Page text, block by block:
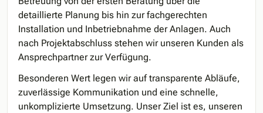
detaillierte Planung bis hin zur fachgerechten
Installation und Inbetriebnahme der Anlagen. Auch
nach Projektabschluss stehen wir unseren Kunden als
Ansprechpartner zur Verfügung.
Besonderen Wert legen wir auf transparente Abläufe,
zuverlässige Kommunikation und eine schnelle,
unkomplizierte Umsetzung. Unser Ziel ist es, unseren